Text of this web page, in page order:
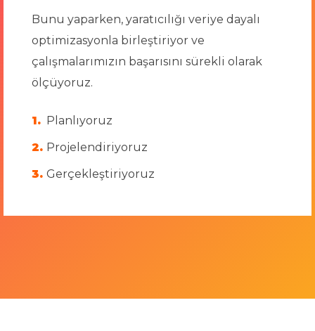
Bunu yaparken, yaratıcılığı veriye dayalı
optimizasyonla birleştiriyor ve
çalışmalarımızın başarısını sürekli olarak
ölçüyoruz.
Planlıyoruz
Projelendiriyoruz
Gerçekleştiriyoruz